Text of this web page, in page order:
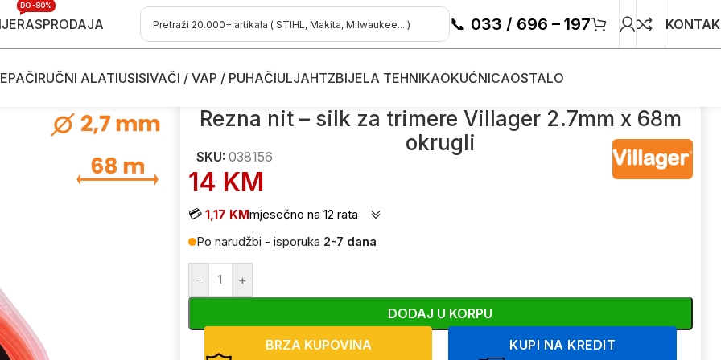
RASPRODAJA
DO -80%
📞 033 / 696 – 197
RUČNI ALATIUSISIVAČI / VAP / PUHAČIULJAHTZBIJELA TEHNIKAOKUĆNICAOSTALO
kose Dodaci i potrošni materijal za trimere
Rezna nit – silk za trimere Villager 2.7mm x 68m
okrugli
SKU: 038156
14 KM
💳 1,17 KMmjesečno na 12 rata
Po narudžbi - isporuka 2-7 dana
- +
DODAJ U KORPU
BRZA KUPOVINA
KUPI NA KREDIT